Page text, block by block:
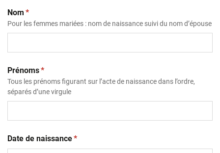
Nom (obligatoire)
*
Pour les femmes mariées : nom de naissance suivi du nom d’épouse
Prénoms(obligatoire)
*
Tous les prénoms figurant sur l’acte de naissance dans l’ordre,
séparés d’une virgule
Date de naissance(obligatoire)
*